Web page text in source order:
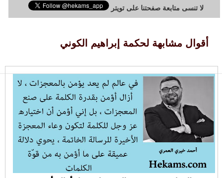
لا تنسى متابعة صفحتنا على تويتر
أقوال مشابهة لحكمة إبراهيم الكوني